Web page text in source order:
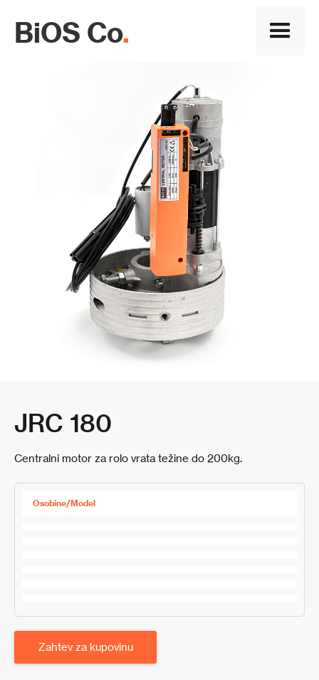
BiOS Co.
JRC 180
Centralni motor za rolo vrata težine do 200kg.
Osobine/Model
Zahtev za kupovinu